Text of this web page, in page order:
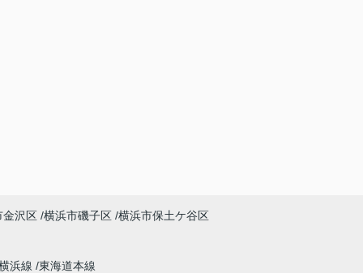
金沢区 横浜市磯子区 横浜市保土ケ谷区
浜線 東海道本線